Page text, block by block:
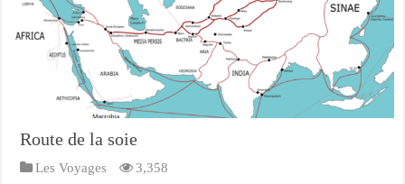
Route de la soie
Les Voyages 3,358